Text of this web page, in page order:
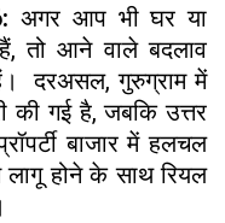
अगर आप भी घर या
तो आने वाले बदलाव
दरअसल, गुरुग्राम में
की गई है, जबकि उत्तर
बाजार में हलचल
होने के साथ रियल